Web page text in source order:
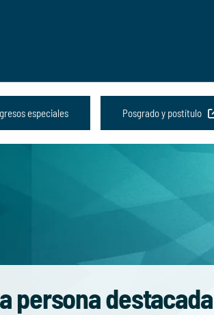
especiales Posgrado y postítulo
persona